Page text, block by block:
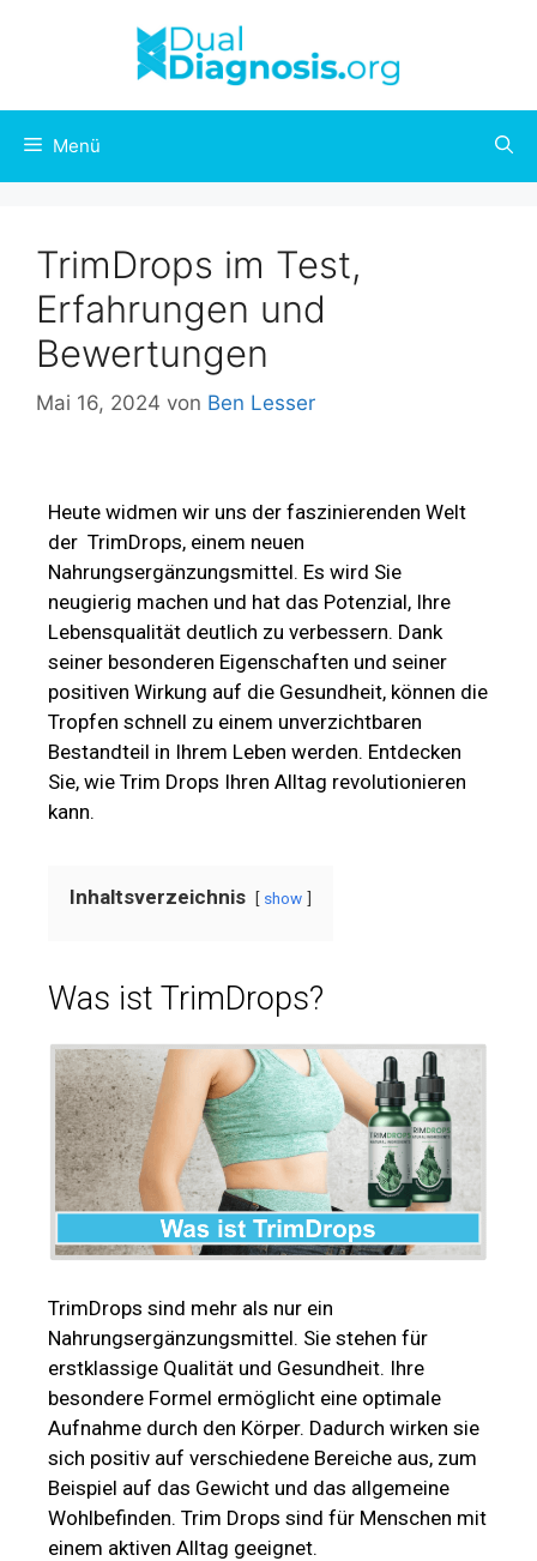
Menü
TrimDrops im Test,
Erfahrungen und
Bewertungen
Mai 16, 2024 von Ben Lesser
Heute widmen wir uns der faszinierenden Welt
der TrimDrops, einem neuen
Nahrungsergänzungsmittel. Es wird Sie
neugierig machen und hat das Potenzial, Ihre
Lebensqualität deutlich zu verbessern. Dank
seiner besonderen Eigenschaften und seiner
positiven Wirkung auf die Gesundheit, können die
Tropfen schnell zu einem unverzichtbaren
Bestandteil in Ihrem Leben werden. Entdecken
Sie, wie Trim Drops Ihren Alltag revolutionieren
kann.
Inhaltsverzeichnis show
Was ist TrimDrops?
TrimDrops sind mehr als nur ein
Nahrungsergänzungsmittel. Sie stehen für
erstklassige Qualität und Gesundheit. Ihre
besondere Formel ermöglicht eine optimale
Aufnahme durch den Körper. Dadurch wirken sie
sich positiv auf verschiedene Bereiche aus, zum
Beispiel auf das Gewicht und das allgemeine
Wohlbefinden. Trim Drops sind für Menschen mit
einem aktiven Alltag geeignet.